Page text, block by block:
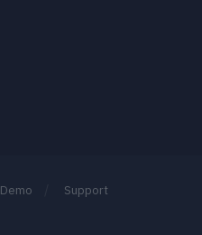
Demo Support